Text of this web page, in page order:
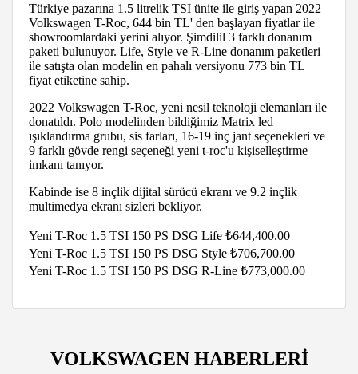
Türkiye pazarına 1.5 litrelik TSI ünite ile giriş yapan 2022
Volkswagen T-Roc, 644 bin TL' den başlayan fiyatlar ile
showroomlardaki yerini alıyor. Şimdilil 3 farklı donanım
paketi bulunuyor. Life, Style ve R-Line donanım paketleri
ile satışta olan modelin en pahalı versiyonu 773 bin TL
fiyat etiketine sahip.
2022 Volkswagen T-Roc, yeni nesil teknoloji elemanları ile
donatıldı. Polo modelinden bildiğimiz Matrix led
ışıklandırma grubu, sis farları, 16-19 inç jant seçenekleri ve
9 farklı gövde rengi seçeneği yeni t-roc'u kişiselleştirme
imkanı tanıyor.
Kabinde ise 8 inçlik dijital sürücü ekranı ve 9.2 inçlik
multimedya ekranı sizleri bekliyor.
Yeni T-Roc 1.5 TSI 150 PS DSG Life ₺644,400.00
Yeni T-Roc 1.5 TSI 150 PS DSG Style ₺706,700.00
Yeni T-Roc 1.5 TSI 150 PS DSG R-Line ₺773,000.00
VOLKSWAGEN HABERLERİ